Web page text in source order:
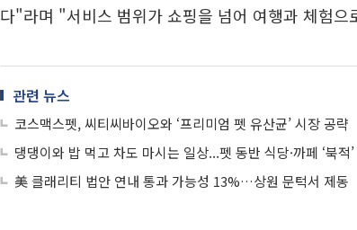
다"라며 "서비스 범위가 쇼핑을 넘어 여행과 체험
관련 뉴스
코스맥스펫, 씨티씨바이오와 ‘프리미엄 펫 유산균’ 시장 공략
댕댕이와 밥 먹고 차도 마시는 일상...펫 동반 식당·까페 ‘북적’
美 클래리티 법안 연내 통과 가능성 13%…상원 문턱서 제동